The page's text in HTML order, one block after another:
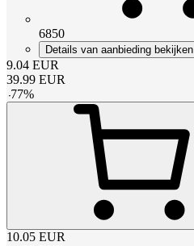
6850
Details van aanbieding bekijken
9.04 EUR
39.99 EUR
-77%
10.05 EUR